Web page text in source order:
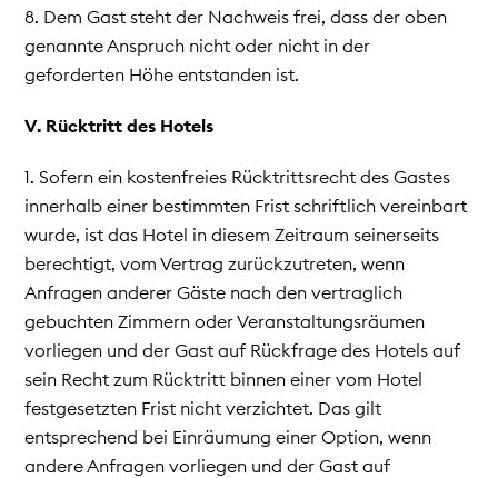
8. Dem Gast steht der Nachweis frei, dass der oben
genannte Anspruch nicht oder nicht in der
geforderten Höhe entstanden ist.
V. Rücktritt des Hotels
1. Sofern ein kostenfreies Rücktrittsrecht des Gastes
innerhalb einer bestimmten Frist schriftlich vereinbart
wurde, ist das Hotel in diesem Zeitraum seinerseits
berechtigt, vom Vertrag zurückzutreten, wenn
Anfragen anderer Gäste nach den vertraglich
gebuchten Zimmern oder Veranstaltungsräumen
vorliegen und der Gast auf Rückfrage des Hotels auf
sein Recht zum Rücktritt binnen einer vom Hotel
festgesetzten Frist nicht verzichtet. Das gilt
entsprechend bei Einräumung einer Option, wenn
andere Anfragen vorliegen und der Gast auf